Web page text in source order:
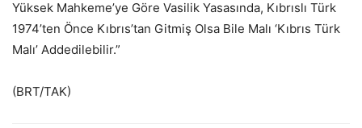
Yüksek Mahkeme’ye Göre Vasilik Yasasında, Kıbrıslı Türk
1974’ten Önce Kıbrıs’tan Gitmiş Olsa Bile Malı ‘Kıbrıs Türk
Malı’ Addedilebilir.”
(BRT/TAK)